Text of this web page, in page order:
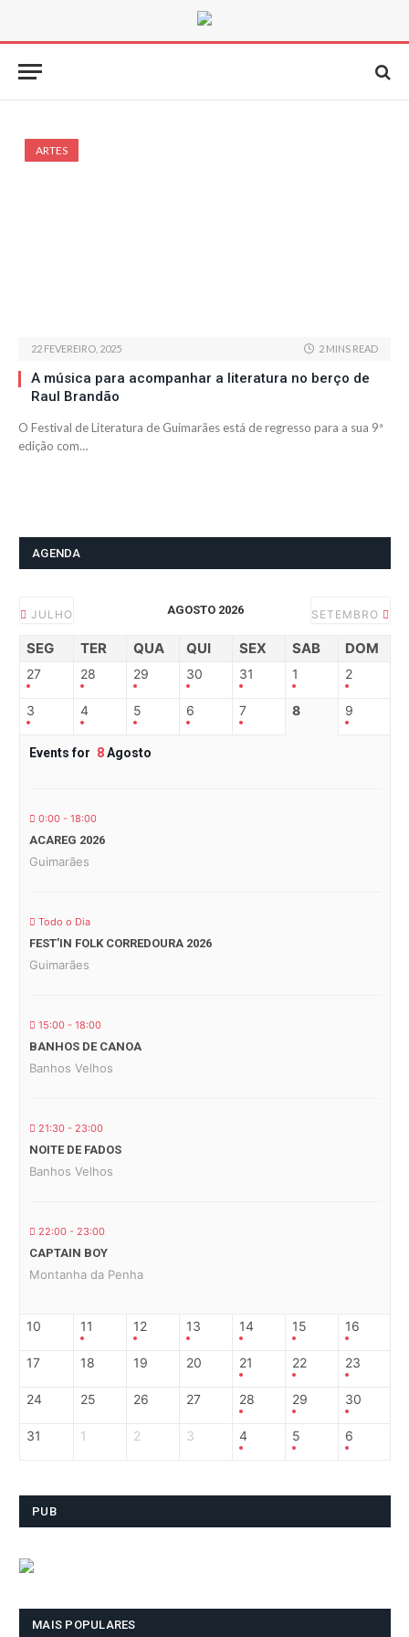
ARTES
22 FEVEREIRO, 2025 2 MINS READ
A música para acompanhar a literatura no berço de
Raul Brandão
O Festival de Literatura de Guimarães está de regresso para a sua 9ª
edição com…
AGENDA
JULHO AGOSTO 2026 SETEMBRO
SEG TER QUA QUI SEX SAB DOM
27 28 29 30 31 1 2
3 4 5 6 7 8 9
Events for 8Agosto
0:00 - 18:00
ACAREG 2026
Guimarães
Todo o Dia
FEST’IN FOLK CORREDOURA 2026
Guimarães
15:00 - 18:00
BANHOS DE CANOA
Banhos Velhos
21:30 - 23:00
NOITE DE FADOS
Banhos Velhos
22:00 - 23:00
CAPTAIN BOY
Montanha da Penha
10 11 12 13 14 15 16
17 18 19 20 21 22 23
24 25 26 27 28 29 30
31 1 2 3 4 5 6
PUB
MAIS POPULARES